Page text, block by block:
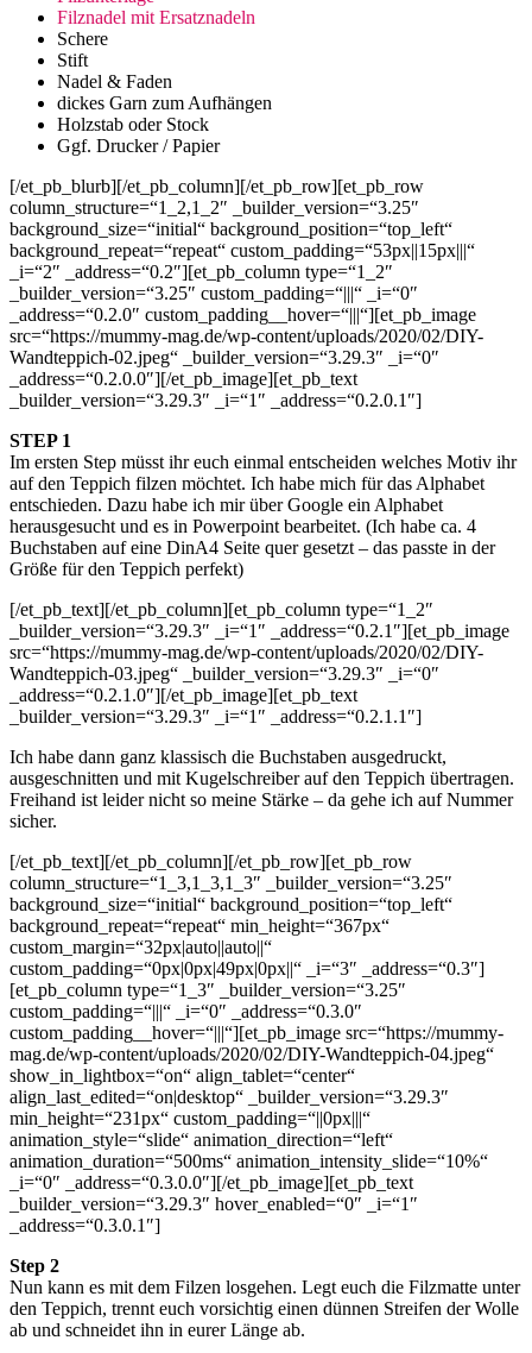
Filznadel mit Ersatznadeln
Schere
Stift
Nadel & Faden
dickes Garn zum Aufhängen
Holzstab oder Stock
Ggf. Drucker / Papier
[/et_pb_blurb][/et_pb_column][/et_pb_row][et_pb_row
column_structure=“1_2,1_2″ _builder_version=“3.25″
background_size=“initial“ background_position=“top_left“
background_repeat=“repeat“ custom_padding=“53px||15px|||“
_i=“2″ _address=“0.2″][et_pb_column type=“1_2″
_builder_version=“3.25″ custom_padding=“|||“ _i=“0″
_address=“0.2.0″ custom_padding__hover=“|||“][et_pb_image
src=“https://mummy-mag.de/wp-content/uploads/2020/02/DIY-
Wandteppich-02.jpeg“ _builder_version=“3.29.3″ _i=“0″
_address=“0.2.0.0″][/et_pb_image][et_pb_text
_builder_version=“3.29.3″ _i=“1″ _address=“0.2.0.1″]
STEP 1
Im ersten Step müsst ihr euch einmal entscheiden welches Motiv ihr
auf den Teppich filzen möchtet. Ich habe mich für das Alphabet
entschieden. Dazu habe ich mir über Google ein Alphabet
herausgesucht und es in Powerpoint bearbeitet. (Ich habe ca. 4
Buchstaben auf eine DinA4 Seite quer gesetzt – das passte in der
Größe für den Teppich perfekt)
[/et_pb_text][/et_pb_column][et_pb_column type=“1_2″
_builder_version=“3.29.3″ _i=“1″ _address=“0.2.1″][et_pb_image
src=“https://mummy-mag.de/wp-content/uploads/2020/02/DIY-
Wandteppich-03.jpeg“ _builder_version=“3.29.3″ _i=“0″
_address=“0.2.1.0″][/et_pb_image][et_pb_text
_builder_version=“3.29.3″ _i=“1″ _address=“0.2.1.1″]
Ich habe dann ganz klassisch die Buchstaben ausgedruckt,
ausgeschnitten und mit Kugelschreiber auf den Teppich übertragen.
Freihand ist leider nicht so meine Stärke – da gehe ich auf Nummer
sicher.
[/et_pb_text][/et_pb_column][/et_pb_row][et_pb_row
column_structure=“1_3,1_3,1_3″ _builder_version=“3.25″
background_size=“initial“ background_position=“top_left“
background_repeat=“repeat“ min_height=“367px“
custom_margin=“32px|auto||auto||“
custom_padding=“0px|0px|49px|0px||“ _i=“3″ _address=“0.3″]
[et_pb_column type=“1_3″ _builder_version=“3.25″
custom_padding=“|||“ _i=“0″ _address=“0.3.0″
custom_padding__hover=“|||“][et_pb_image src=“https://mummy-
mag.de/wp-content/uploads/2020/02/DIY-Wandteppich-04.jpeg“
show_in_lightbox=“on“ align_tablet=“center“
align_last_edited=“on|desktop“ _builder_version=“3.29.3″
min_height=“231px“ custom_padding=“||0px|||“
animation_style=“slide“ animation_direction=“left“
animation_duration=“500ms“ animation_intensity_slide=“10%“
_i=“0″ _address=“0.3.0.0″][/et_pb_image][et_pb_text
_builder_version=“3.29.3″ hover_enabled=“0″ _i=“1″
_address=“0.3.0.1″]
Step 2
Nun kann es mit dem Filzen losgehen. Legt euch die Filzmatte unter
den Teppich, trennt euch vorsichtig einen dünnen Streifen der Wolle
ab und schneidet ihn in eurer Länge ab.